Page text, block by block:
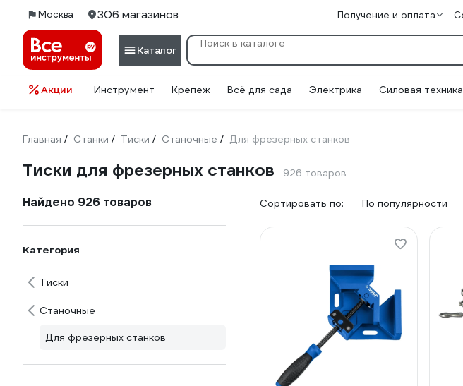
Москва 306 магазинов Получение и оплата
Каталог
Акции Инструмент Крепеж Всё для сада Электрика Силовая техника
Главная / Станки / Тиски / Станочные / Для фрезерных станков
Тиски для фрезерных станков 926 товаров
Найдено 926 товаров
Категория
Тиски
Станочные
Для фрезерных станков
Сортировать по: По популярности